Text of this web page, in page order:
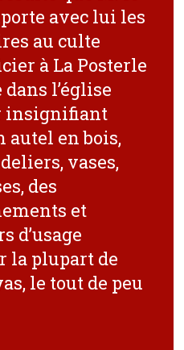
avec lui les
au culte
à La Posterle
dans l’église
insignifiant
autel en bois,
vases,
des
et
d’usage
la plupart de
le tout de peu